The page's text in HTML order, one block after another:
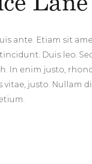
ante. Etiam sit
Duis leo.
In enim justo,
vitae, justo. Nullam